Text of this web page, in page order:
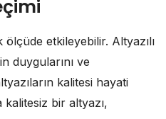
etkileyebilir. Altyazılı
duygularını ve
kalitesi hayati
kalitesiz bir altyazı,